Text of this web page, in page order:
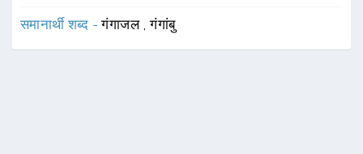
समानार्थी शब्द -गंगाजल ,गंगांबु